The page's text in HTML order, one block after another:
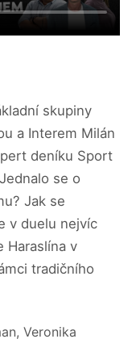
skupiny
a Interem Milán
deníku Sport
se o
Jak se
v duelu nejvíc
Haraslína v
tradičního
Veronika